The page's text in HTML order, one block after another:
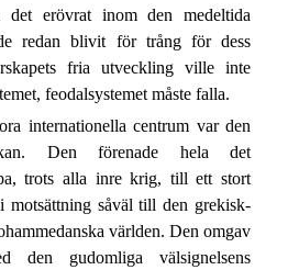
det erövrat inom den medeltida
redan blivit för trång för dess
fria utveckling ville inte
feodalsystemet måste falla.
internationella centrum var den
Den förenade hela det
trots alla inre krig, till ett stort
motsättning såväl till den grekisk-
världen. Den omgav
den gudomliga välsignelsens